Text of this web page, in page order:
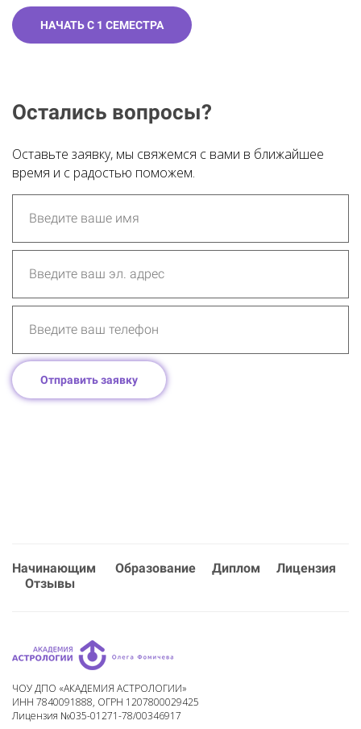
НАЧАТЬ С 1 СЕМЕСТРА
Остались вопросы?
Оставьте заявку, мы свяжемся с вами в ближайшее
время и с радостью поможем.
Отправить заявку
Начинающим Образование Диплом
Лицензия
Отзывы
ЧОУ ДПО «АКАДЕМИЯ АСТРОЛОГИИ»
ИНН 7840091888, ОГРН 1207800029425
Лицензия №035-01271-78/00346917